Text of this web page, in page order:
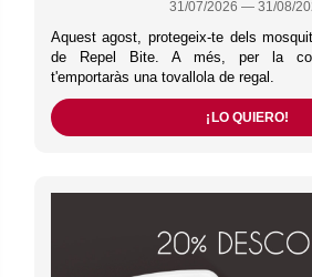
31/07/2026 — 31/08/
Aquest agost, protegeix-te dels
de Repel Bite. A més, per la
t'emportaràs una tovallola de regal.
¡LO QUIERO!